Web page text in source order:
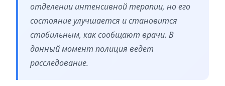
отделении интенсивной терапии, но его
состояние улучшается и становится
стабильным, как сообщают врачи. В
данный момент полиция ведет
расследование.